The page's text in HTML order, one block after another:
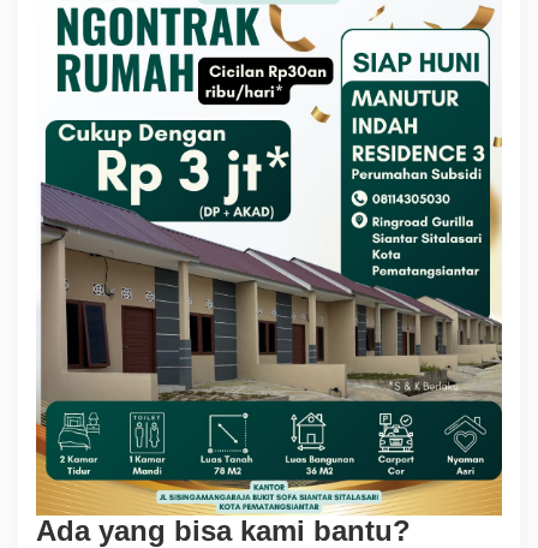
Ada yang bisa kami bantu?